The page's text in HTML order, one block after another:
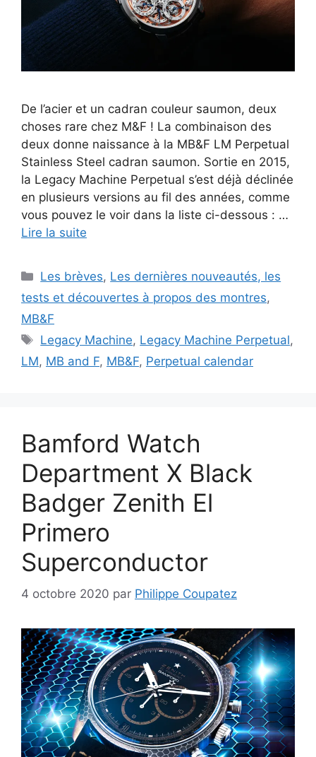
De l’acier et un cadran couleur saumon, deux
choses rare chez M&F ! La combinaison des
deux donne naissance à la MB&F LM Perpetual
Stainless Steel cadran saumon. Sortie en 2015,
la Legacy Machine Perpetual s’est déjà déclinée
en plusieurs versions au fil des années, comme
vous pouvez le voir dans la liste ci-dessous : …
Lire la suite
Catégories
Les brèves, Les dernières nouveautés, les
tests et découvertes à propos des montres,
MB&F
Étiquettes
Legacy Machine, Legacy Machine Perpetual,
LM, MB and F, MB&F, Perpetual calendar
Bamford Watch
Department X Black
Badger Zenith El
Primero
Superconductor
4 octobre 2020 par Philippe Coupatez